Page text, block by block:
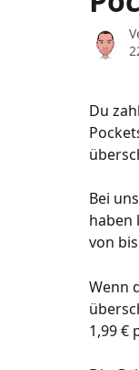
Du
Bei
haben
von
Wenn
1,99 €